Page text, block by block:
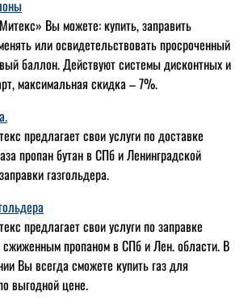
Вы можете: купить, заправить
или освидетельствовать просроченный
баллон. Действуют системы дисконтных и
максимальная скидка – 7%.
предлагает свои услуги по доставке
пропан бутан в СПб и Ленинградской
газгольдера.
предлагает свои услуги по заправке
сжиженным пропаном в СПб и Лен. области. В
Вы всегда сможете купить газ для
выгодной цене.